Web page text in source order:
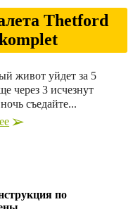
Thetford
живот уйдет за 5
через 3 исчезнут
съедайте...
по